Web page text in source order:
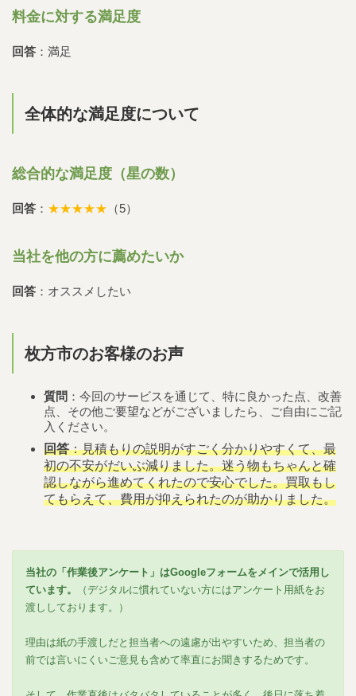
料金に対する満足度
回答 ：満足
全体的な満足度について
総合的な満足度（星の数）
回答 ： ★★★★★ （5）
当社を他の方に薦めたいか
回答 ：オススメしたい
枚方市のお客様のお声
質問 ：今回のサービスを通じて、特に良かった点、改善
点、その他ご要望などがございましたら、ご自由にご記
入ください。
回答：見積もりの説明がすごく分かりやすくて、最
初の不安がだいぶ減りました。迷う物もちゃんと確
認しながら進めてくれたので安心でした。買取もし
てもらえて、費用が抑えられたのが助かりました。
当社の「作業後アンケート」はGoogleフォームをメインで活用し
ています。
（デジタルに慣れていない方にはアンケート用紙をお
渡ししております。）
理由は紙の手渡しだと担当者への遠慮が出やすいため、担当者の
前では言いにくいご意見も含めて率直にお聞きするためです。